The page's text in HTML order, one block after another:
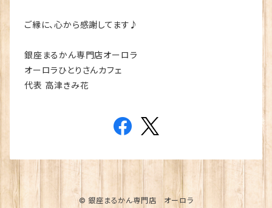
ご縁に、心から感謝してます♪
銀座まるかん専門店オーロラ
オーロラひとりさんカフェ
代表 高津きみ花
© 銀座まるかん専門店 オーロラ